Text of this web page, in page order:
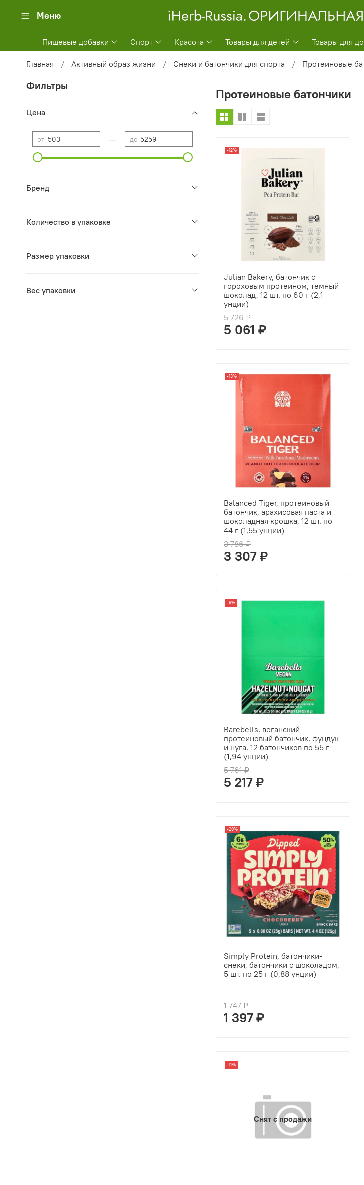
Меню
Пищевые добавки Спорт Красота Товары для детей Товары для
Главная Активный образ жизни Снеки и батончики для спорта Протеиновые
Протеиновые батончики
-12%
Julian Bakery, батончик с
гороховым протеином, темный
шоколад, 12 шт. по 60 г (2,1
унции)
5 726 ₽
5 061 ₽
-13%
Balanced Tiger, протеиновый
батончик, арахисовая паста и
шоколадная крошка, 12 шт. по
44 г (1,55 унции)
3 786 ₽
3 307 ₽
-9%
Barebells, веганский
протеиновый батончик, фундук
и нуга, 12 батончиков по 55 г
(1,94 унции)
5 761 ₽
5 217 ₽
-20%
Simply Protein, батончики-
снеки, батончики с шоколадом,
5 шт. по 25 г (0,88 унции)
1 747 ₽
1 397 ₽
Снят с продажи
-11%
Фильтры
Цена
от до
Бренд
Количество в упаковке
Размер упаковки
Вес упаковки